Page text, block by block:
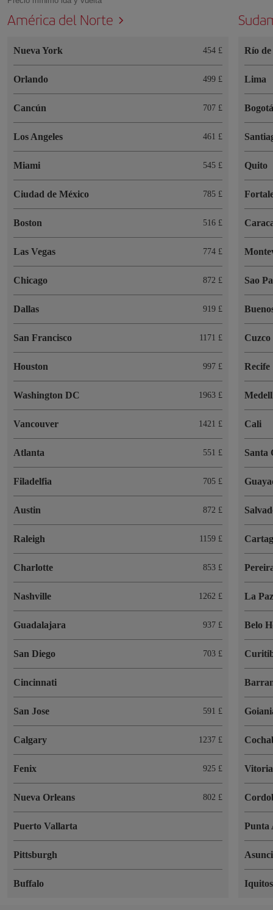
América del Norte
Nueva York 454 £
Orlando 499 £
Cancún 707 £
Los Angeles 461 £
Miami 545 £
Ciudad de México 785 £
Boston 516 £
Las Vegas 774 £
Chicago 872 £
Dallas 919 £
San Francisco 1171 £
Houston 997 £
Washington DC 1963 £
Vancouver 1421 £
Atlanta 551 £
Filadelfia 705 £
Austin 872 £
Raleigh 1159 £
Charlotte 853 £
Nashville 1262 £
Guadalajara 937 £
San Diego 703 £
Cincinnati
San Jose 591 £
Calgary 1237 £
Fenix 925 £
Nueva Orleans 802 £
Puerto Vallarta
Pittsburgh
Buffalo
Río
Lima
Quito
Sao
Cuzco
Recife
Cali
Santa
La
Belo
Punta
Iquitos